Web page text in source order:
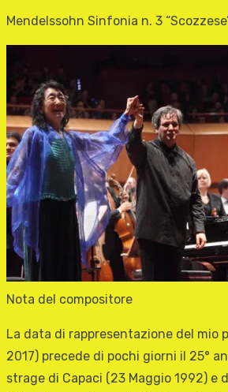
Mendelssohn Sinfonia n. 3
Nota del compositore
La data di rappresentazione del mio
2017) precede di pochi giorni il 25°
strage di Capaci (23 Maggio 1992) e